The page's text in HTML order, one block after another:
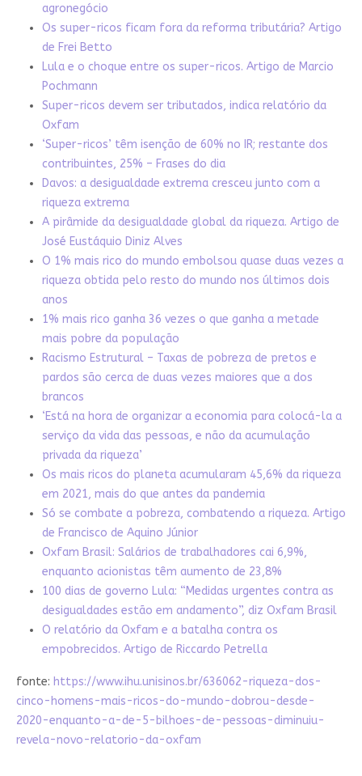
agronegócio
Os super-ricos ficam fora da reforma tributária? Artigo
de Frei Betto
Lula e o choque entre os super-ricos. Artigo de Marcio
Pochmann
Super-ricos devem ser tributados, indica relatório da
Oxfam
‘Super-ricos’ têm isenção de 60% no IR; restante dos
contribuintes, 25% – Frases do dia
Davos: a desigualdade extrema cresceu junto com a
riqueza extrema
A pirâmide da desigualdade global da riqueza. Artigo de
José Eustáquio Diniz Alves
O 1% mais rico do mundo embolsou quase duas vezes a
riqueza obtida pelo resto do mundo nos últimos dois
anos
1% mais rico ganha 36 vezes o que ganha a metade
mais pobre da população
Racismo Estrutural – Taxas de pobreza de pretos e
pardos são cerca de duas vezes maiores que a dos
brancos
‘Está na hora de organizar a economia para colocá-la a
serviço da vida das pessoas, e não da acumulação
privada da riqueza’
Os mais ricos do planeta acumularam 45,6% da riqueza
em 2021, mais do que antes da pandemia
Só se combate a pobreza, combatendo a riqueza. Artigo
de Francisco de Aquino Júnior
Oxfam Brasil: Salários de trabalhadores cai 6,9%,
enquanto acionistas têm aumento de 23,8%
100 dias de governo Lula: “Medidas urgentes contra as
desigualdades estão em andamento”, diz Oxfam Brasil
O relatório da Oxfam e a batalha contra os
empobrecidos. Artigo de Riccardo Petrella
fonte: https://www.ihu.unisinos.br/636062-riqueza-dos-
cinco-homens-mais-ricos-do-mundo-dobrou-desde-
2020-enquanto-a-de-5-bilhoes-de-pessoas-diminuiu-
revela-novo-relatorio-da-oxfam